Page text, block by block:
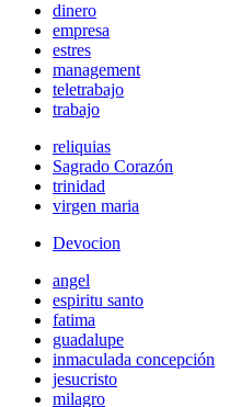
dinero
empresa
estres
management
teletrabajo
trabajo
reliquias
Sagrado Corazón
trinidad
virgen maria
Devocion
angel
espiritu santo
fatima
guadalupe
inmaculada concepción
jesucristo
milagro